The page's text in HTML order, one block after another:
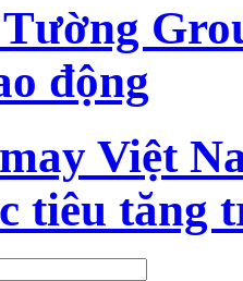
động
Việt
tiêu tăng